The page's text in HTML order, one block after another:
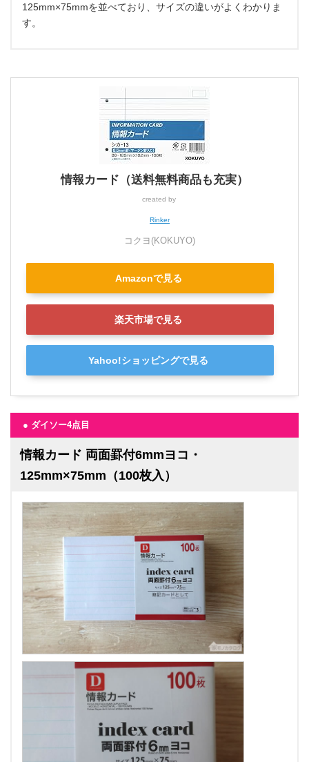
125mm×75mmを並べており、サイズの違いがよくわかりま
す。
情報カード（送料無料商品も充実）
created by
Rinker
コクヨ(KOKUYO)
Amazonで見る
楽天市場で見る
Yahoo!ショッピングで見る
● ダイソー4点目
情報カード 両面罫付6mmヨコ・
125mm×75mm（100枚入）